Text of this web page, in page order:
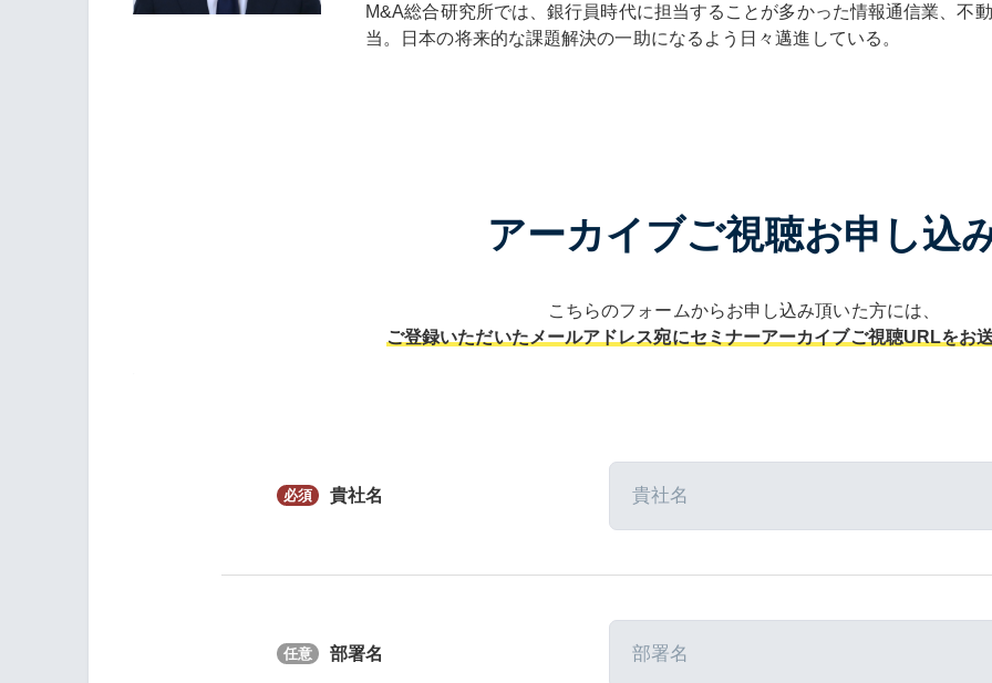
M&A総合研究所では、銀行員時代に担当することが多かった情報通信業、不
当。日本の将来的な課題解決の一助になるよう日々邁進している。
アーカイブご視聴お申し込
こちらのフォームからお申し込み頂いた方には、
ご登録いただいたメールアドレス宛にセミナーアーカイブご視聴URLをお送
貴社名
部署名